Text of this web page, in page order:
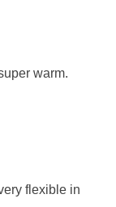
warm.
flexible in